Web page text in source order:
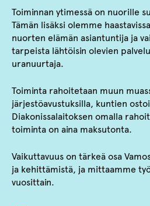
Toiminnan ytimessä on nuorille
Tämän lisäksi olemme
nuorten elämän asiantuntija ja
tarpeista lähtöisin olevien
uranuurtaja.
Toiminta rahoitetaan muun
järjestöavustuksilla, kuntien
Diakonissalaitoksen omalla
toiminta on aina maksutonta.
Vaikuttavuus on tärkeä osa
ja kehittämistä, ja mittaamme
vuosittain.